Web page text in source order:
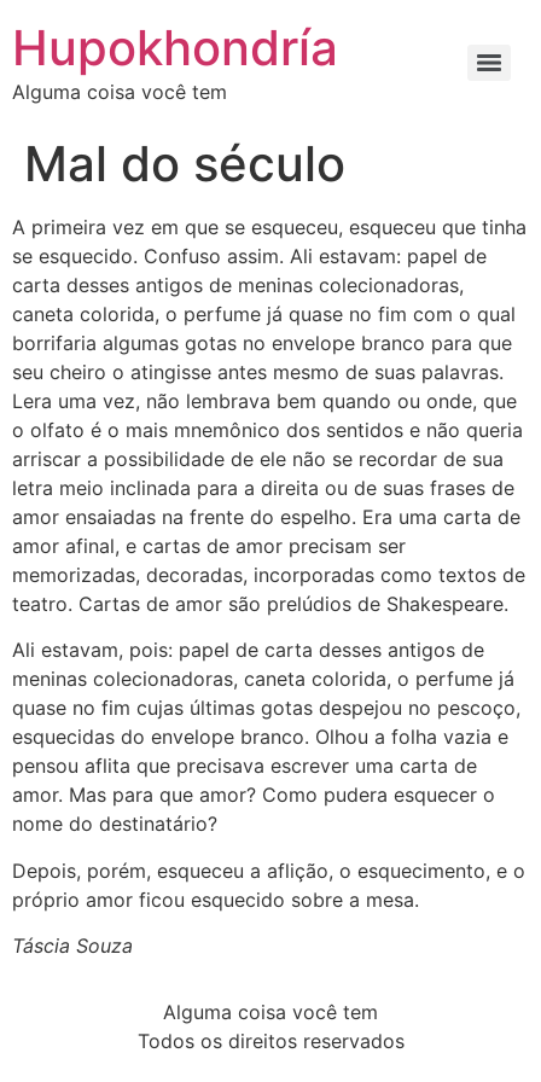
para
conteúdo
Hupokhondría
Alguma coisa você tem
Mal do século
A primeira vez em que se esqueceu, esqueceu que tinha
se esquecido. Confuso assim. Ali estavam: papel de
carta desses antigos de meninas colecionadoras,
caneta colorida, o perfume já quase no fim com o qual
borrifaria algumas gotas no envelope branco para que
seu cheiro o atingisse antes mesmo de suas palavras.
Lera uma vez, não lembrava bem quando ou onde, que
o olfato é o mais mnemônico dos sentidos e não queria
arriscar a possibilidade de ele não se recordar de sua
letra meio inclinada para a direita ou de suas frases de
amor ensaiadas na frente do espelho. Era uma carta de
amor afinal, e cartas de amor precisam ser
memorizadas, decoradas, incorporadas como textos de
teatro. Cartas de amor são prelúdios de Shakespeare.
Ali estavam, pois: papel de carta desses antigos de
meninas colecionadoras, caneta colorida, o perfume já
quase no fim cujas últimas gotas despejou no pescoço,
esquecidas do envelope branco. Olhou a folha vazia e
pensou aflita que precisava escrever uma carta de
amor. Mas para que amor? Como pudera esquecer o
nome do destinatário?
Depois, porém, esqueceu a aflição, o esquecimento, e o
próprio amor ficou esquecido sobre a mesa.
Táscia Souza
Alguma coisa você tem
Todos os direitos reservados